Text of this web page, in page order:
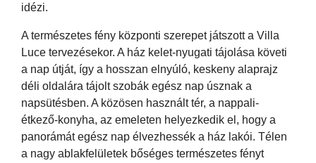
idézi.
A természetes fény központi szerepet játszott a Villa
Luce tervezésekor. A ház kelet-nyugati tájolása követi
a nap útját, így a hosszan elnyúló, keskeny alaprajz
déli oldalára tájolt szobák egész nap úsznak a
napsütésben. A közösen használt tér, a nappali-
étkező-konyha, az emeleten helyezkedik el, hogy a
panorámát egész nap élvezhessék a ház lakói. Télen
a nagy ablakfelületek bőséges természetes fényt